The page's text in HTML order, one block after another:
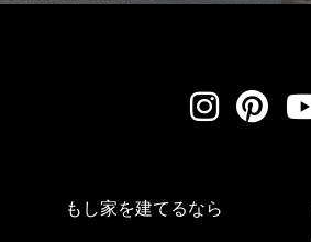
もし家を建てるなら